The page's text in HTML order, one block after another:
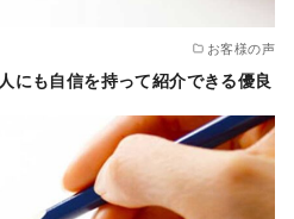
お客様の声
にも自信を持って紹介できる優良